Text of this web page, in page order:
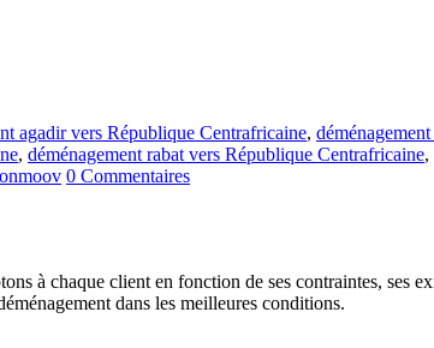
agadir vers République Centrafricaine,
, déménagement rabat vers République Centrafricaine,
0 Commentaires
à chaque client en fonction de ses contraintes, ses
dans les meilleures conditions.